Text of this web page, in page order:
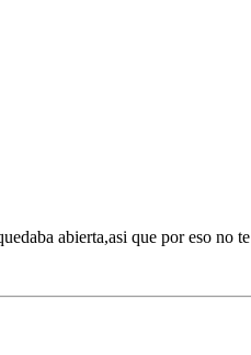
abierta,asi que por eso no